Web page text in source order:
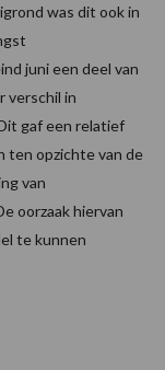
was dit ook in
juni een deel van
verschil in
gaf een relatief
ten opzichte van de
van
oorzaak hiervan
te kunnen